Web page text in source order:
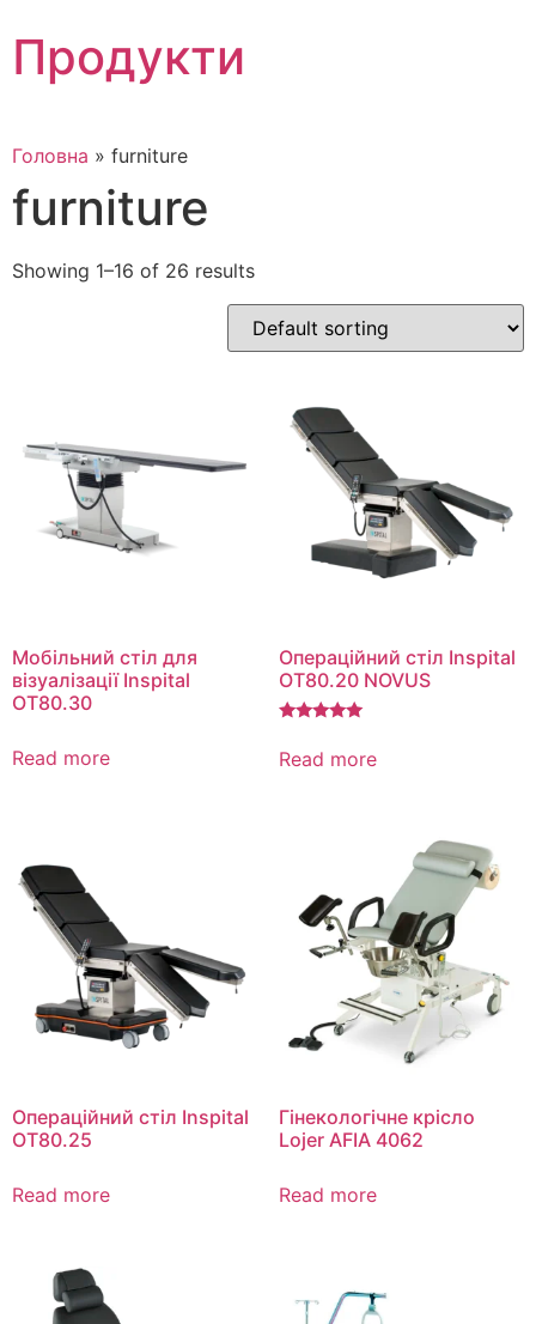
to
content
Продукти
Головна » furniture
furniture
Showing 1–16 of 26 results
Мобільний стіл для
візуалізації Inspital
OT80.30
Read more
Операційний стіл Inspital
OT80.20 NOVUS
5.00
out of 5
Read more
Операційний стіл Inspital
OT80.25
Read more
Гінекологічне крісло
Lojer AFIA 4062
Read more